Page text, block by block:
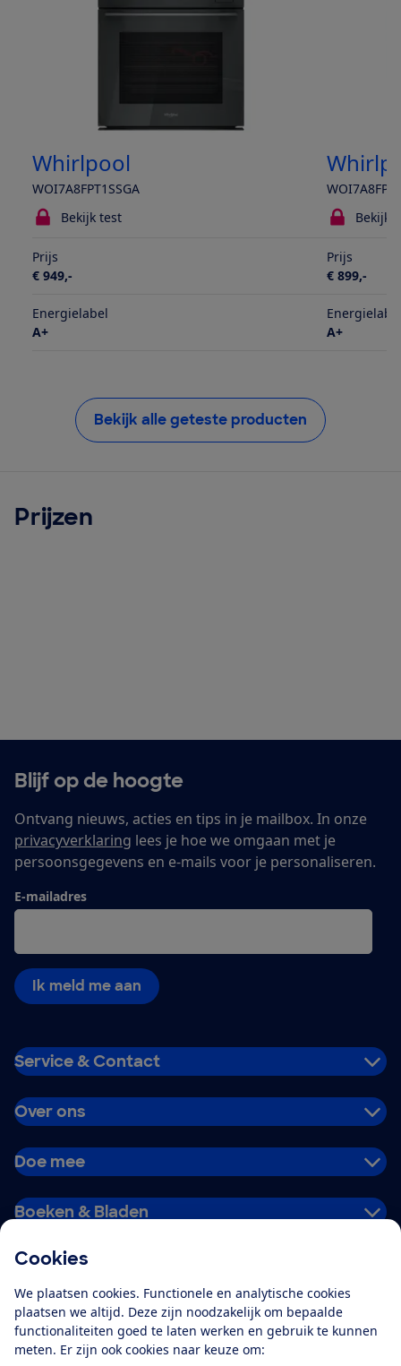
Cookies
We plaatsen cookies. Functionele en analytische cookies
plaatsen we altijd. Deze zijn noodzakelijk om bepaalde
functionaliteiten goed te laten werken en gebruik te kunnen
meten. Er zijn ook cookies naar keuze om:
Whirlpool
WOI7A8FPT1SSGA
Bekijk test
Bekijk
Prijs
€ 949,-
Prijs
€ 899,-
Energielabel
A+
A+
Bekijk alle geteste producten
Prijzen
Blijf op de hoogte
Ontvang nieuws, acties en tips in je mailbox. In onze
privacyverklaring lees je hoe we omgaan met je
persoonsgegevens en e-mails voor je personaliseren.
E-mailadres
Ik meld me aan
Service & Contact
Over ons
Doe mee
Boeken & Bladen
Alles over de